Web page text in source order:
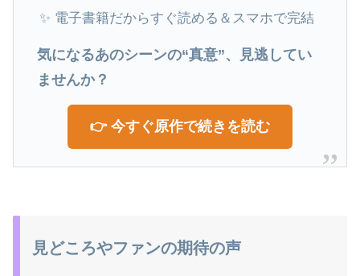
✨ 電子書籍だからすぐ読める＆スマホで完結
気になるあのシーンの“真意”、見逃してい
ませんか？
👉 今すぐ原作で続きを読む
見どころやファンの期待の声